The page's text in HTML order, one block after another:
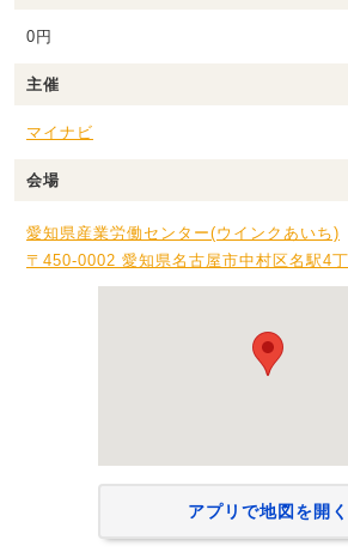
0円
主催
マイナビ
会場
愛知県産業労働センター(ウインクあいち)
〒450-0002 愛知県名古屋市中村区名駅4
アプリで地図を開く